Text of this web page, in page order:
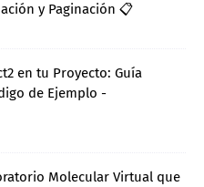
y Paginación 📋
en tu Proyecto: Guía
de Ejemplo -
Molecular Virtual que